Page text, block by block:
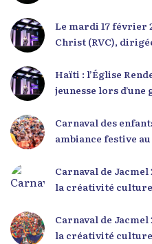
Le mardi 17 février
Christ (RVC),
dans ses locaux à
placée sous le
occasion unique de
d’écouter des
citoyen. Des messages forts pour la jeunesse Lors
de sa première
croire en leur
de fatalisme. Il a
Haïti : l’Église
jeunesse lors
Carnaval des enfants au Cap-Haïtien
ambiance festive
Carnaval de
la créativité
Carnaval de
la créativité